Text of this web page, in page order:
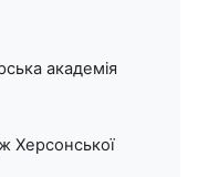
академія
Херсонської